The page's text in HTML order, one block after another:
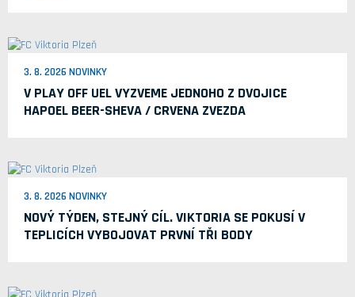
3. 8. 2026 NOVINKY
V PLAY OFF UEL VYZVEME JEDNOHO Z DVOJICE
HAPOEL BEER-SHEVA / CRVENA ZVEZDA
3. 8. 2026 NOVINKY
NOVÝ TÝDEN, STEJNÝ CÍL. VIKTORIA SE POKUSÍ V
TEPLICÍCH VYBOJOVAT PRVNÍ TŘI BODY